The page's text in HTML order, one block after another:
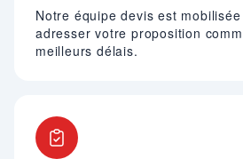
Notre équipe devis est
adresser votre proposition
meilleurs délais.